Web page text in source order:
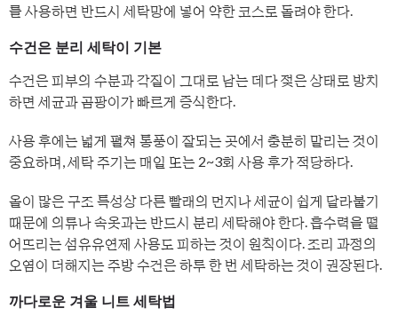
를 사용하면 반드시 세탁망에 넣어 약한 코스로 돌려야 한다.
수건은 분리 세탁이 기본
수건은 피부의 수분과 각질이 그대로 남는 데다 젖은 상태로 방치
하면 세균과 곰팡이가 빠르게 증식한다.
사용 후에는 넓게 펼쳐 통풍이 잘되는 곳에서 충분히 말리는 것이
중요하며, 세탁 주기는 매일 또는 2~3회 사용 후가 적당하다.
올이 많은 구조 특성상 다른 빨래의 먼지나 세균이 쉽게 달라붙기
때문에 의류나 속옷과는 반드시 분리 세탁해야 한다. 흡수력을 떨
어뜨리는 섬유유연제 사용도 피하는 것이 원칙이다. 조리 과정의
오염이 더해지는 주방 수건은 하루 한 번 세탁하는 것이 권장된다.
까다로운 겨울 니트 세탁법